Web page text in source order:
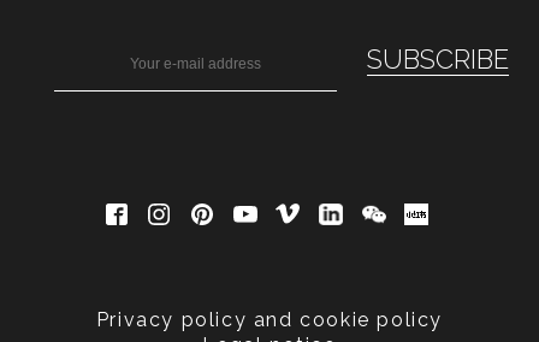
Privacy policy and cookie policy